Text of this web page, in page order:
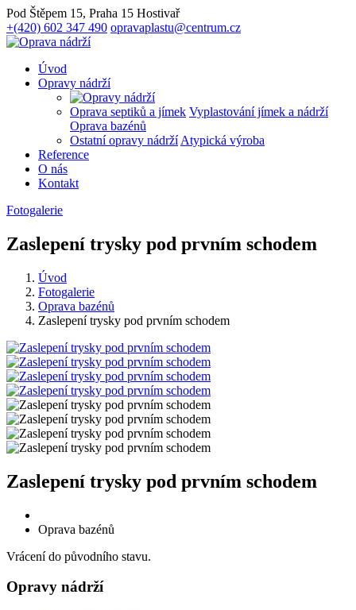
Pod Štěpem 15, Praha 15 Hostivař
+(420) 602 347 490 opravaplastu@centrum.cz
Úvod
Opravy nádrží
Oprava septiků a jímek Vyplastování jímek a nádrží
Oprava bazénů
Ostatní opravy nádrží Atypická výroba
Reference
O nás
Kontakt
Fotogalerie
Zaslepení trysky pod prvním schodem
Úvod
Fotogalerie
Oprava bazénů
Zaslepení trysky pod prvním schodem
Zaslepení trysky pod prvním schodem
Oprava bazénů
Vrácení do původního stavu.
Opravy nádrží